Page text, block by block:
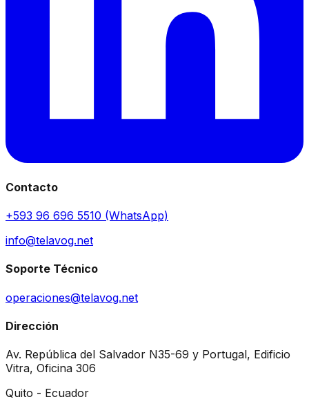
Contacto
+593 96 696 5510 (WhatsApp)
info@telavog.net
Soporte Técnico
operaciones@telavog.net
Dirección
Av. República del Salvador N35-69 y Portugal, Edificio
Vitra, Oficina 306
Quito - Ecuador